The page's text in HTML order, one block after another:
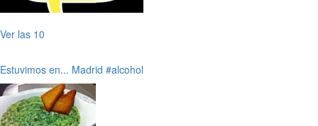
Ver las 10
Estuvimos en... Madrid #alcohol